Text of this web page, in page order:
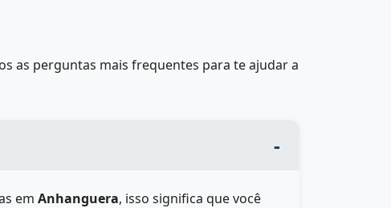
as perguntas mais frequentes para te ajudar a
em Anhanguera, isso significa que você